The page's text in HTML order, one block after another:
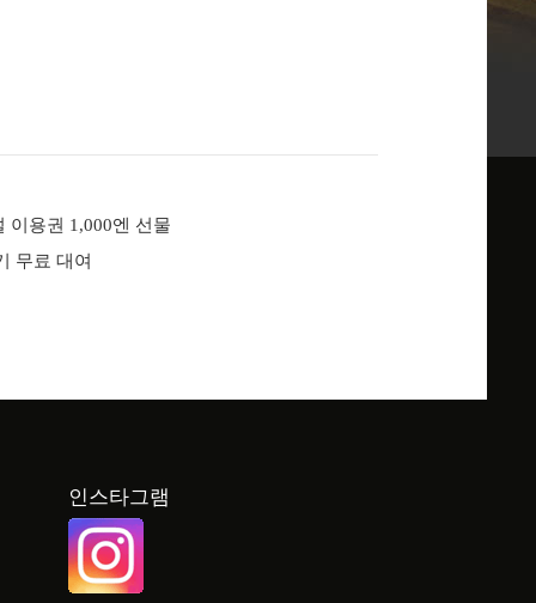
이용권 1,000엔 선물
무료 대여
인스타그램